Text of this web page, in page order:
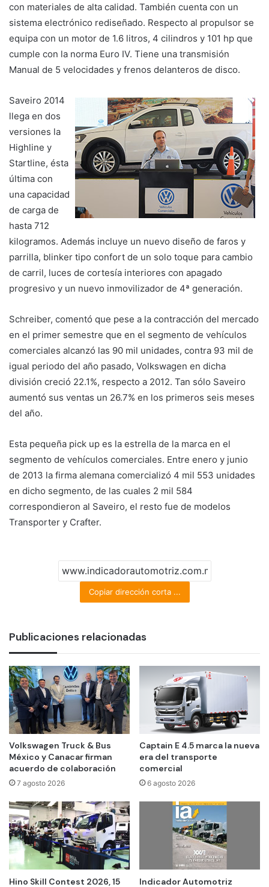
con materiales de alta calidad. También cuenta con un
sistema electrónico rediseñado. Respecto al propulsor se
equipa con un motor de 1.6 litros, 4 cilindros y 101 hp que
cumple con la norma Euro IV. Tiene una transmisión
Manual de 5 velocidades y frenos delanteros de disco.
Saveiro 2014
llega en dos
versiones la
Highline y
Startline, ésta
última con
una capacidad
de carga de
hasta 712
kilogramos. Además incluye un nuevo diseño de faros y
parrilla, blinker tipo confort de un solo toque para cambio
de carril, luces de cortesía interiores con apagado
progresivo y un nuevo inmovilizador de 4ª generación.
Schreiber, comentó que pese a la contracción del mercado
en el primer semestre que en el segmento de vehículos
comerciales alcanzó las 90 mil unidades, contra 93 mil de
igual periodo del año pasado, Volkswagen en dicha
división creció 22.1%, respecto a 2012. Tan sólo Saveiro
aumentó sus ventas un 26.7% en los primeros seis meses
del año.
Esta pequeña pick up es la estrella de la marca en el
segmento de vehículos comerciales. Entre enero y junio
de 2013 la firma alemana comercializó 4 mil 553 unidades
en dicho segmento, de las cuales 2 mil 584
correspondieron al Saveiro, el resto fue de modelos
Transporter y Crafter.
Copiar dirección corta ...
Publicaciones relacionadas
Volkswagen Truck & Bus
México y Canacar firman
acuerdo de colaboración
7 agosto 2026
Captain E 4.5 marca la nueva
era del transporte
comercial
6 agosto 2026
Hino Skill Contest 2026, 15 Indicador Automotriz